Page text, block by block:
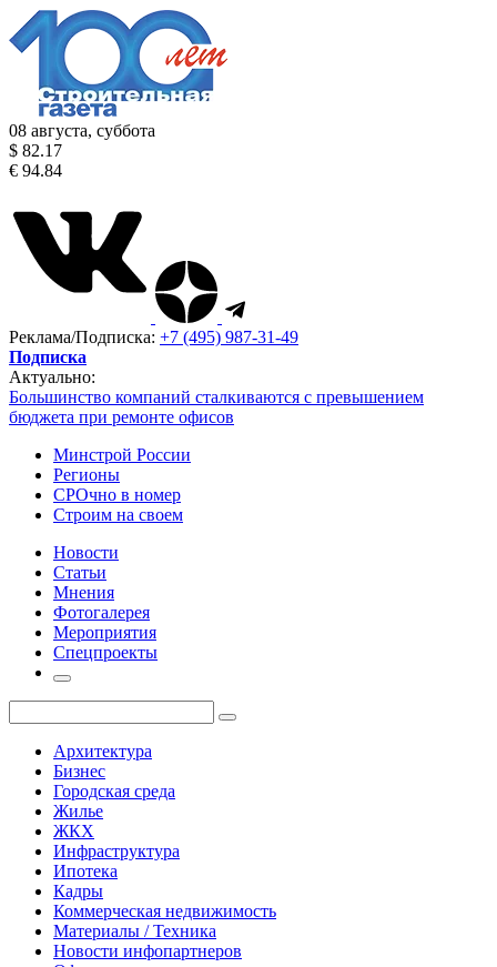
08 августа, суббота
$ 82.17
€ 94.84
Реклама/Подписка: +7 (495) 987-31-49
Подписка
Актуально:
Большинство компаний сталкиваются с превышением
бюджета при ремонте офисов
Минстрой России
Регионы
СРОчно в номер
Строим на своем
Новости
Статьи
Мнения
Фотогалерея
Мероприятия
Спецпроекты
Архитектура
Бизнес
Городская среда
Жилье
ЖКХ
Инфраструктура
Ипотека
Кадры
Коммерческая недвижимость
Материалы / Техника
Новости инфопартнеров